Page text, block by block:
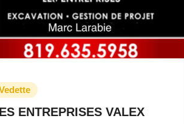
ENTREPRISES VALEX